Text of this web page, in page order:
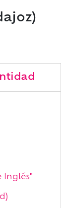
Inglés"